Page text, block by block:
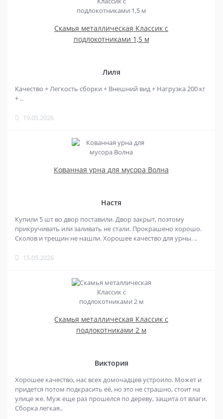
Скамья металлическая Классик с
подлокотниками 1,5 м
Лиля
Качество + Легкость сборки + Внешний вид + Нагрузка 200 кг
+ ..
19.05.2026
Кованная урна для мусора Волна
Настя
Купили 5 шт во двор поставили. Двор закрыт, поэтому
прикручивать или заливать не стали. Прокрашено хорошо.
Сколов и трещин не нашли. Хорошее качество для урны. ..
15.05.2026
Скамья металлическая Классик с
подлокотниками 2 м
Виктория
Хорошее качество, нас всех домочадцев устроило. Может и
придется потом подкрасить её, но это не страшно, стоит на
улице же. Муж еще раз прошелся по дереву, защита от влаги.
Сборка легкая..